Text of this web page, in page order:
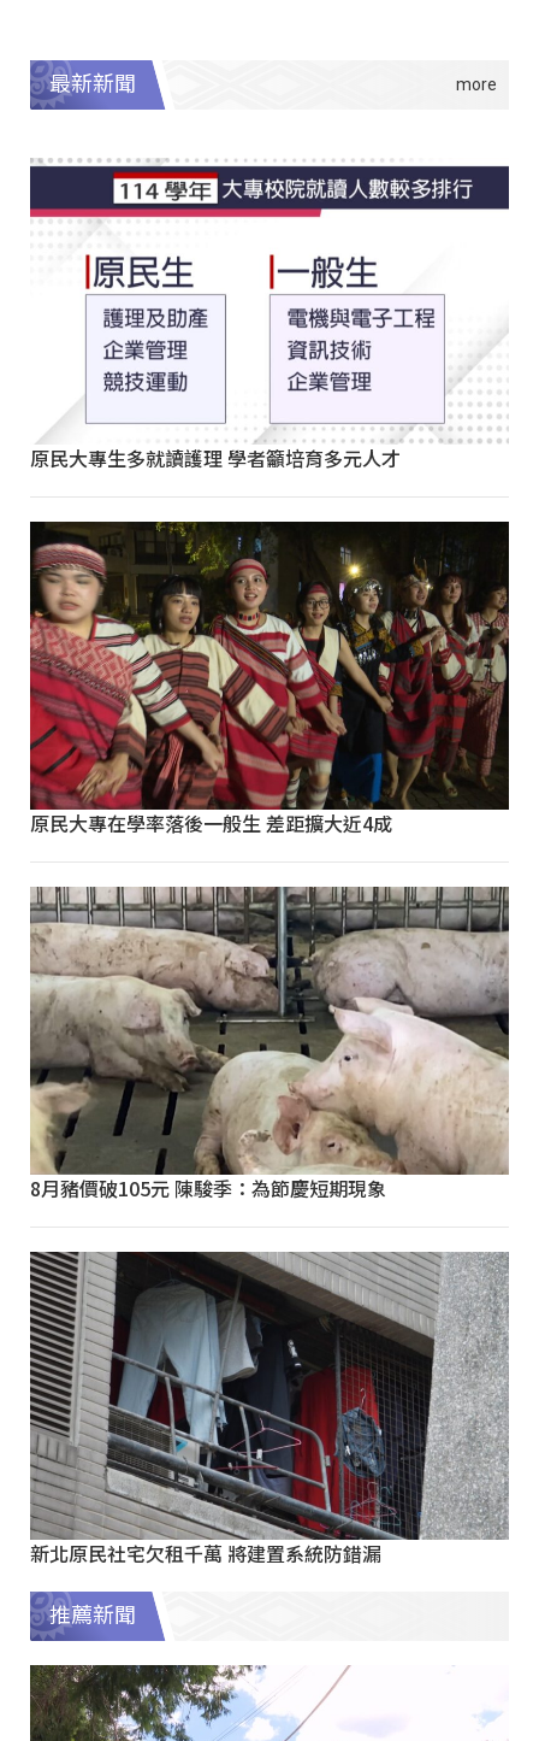
最新新聞
原民大專生多就讀護理 學者籲培育多元人才
原民大專在學率落後一般生 差距擴大近4成
8月豬價破105元 陳駿季：為節慶短期現象
新北原民社宅欠租千萬 將建置系統防錯漏
推薦新聞